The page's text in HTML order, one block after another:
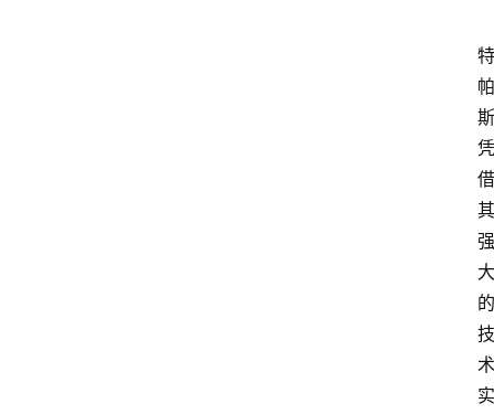
特
帕
斯
凭
借
其
强
大
的
技
术
实